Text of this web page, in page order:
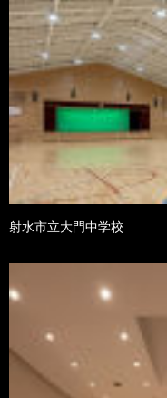
射水市立大門中学校